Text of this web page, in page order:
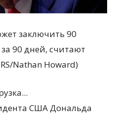
заключить 90
90 дней, считают
Nathan Howard)
США Дональда